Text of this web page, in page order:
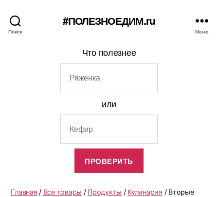
Поиск
#ПОЛЕЗНОЕДИМ.ru
Меню
Что полезнее
или
Главная / Все товары / Продукты / Кулинария / Вторые